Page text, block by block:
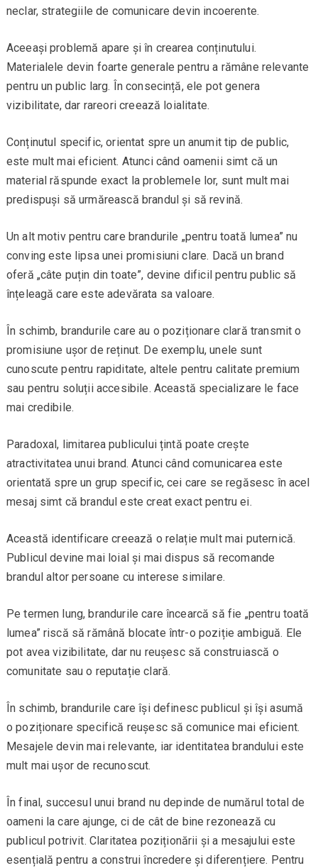
neclar, strategiile de comunicare devin incoerente.
Aceeași problemă apare și în crearea conținutului.
Materialele devin foarte generale pentru a rămâne relevante
pentru un public larg. În consecință, ele pot genera
vizibilitate, dar rareori creează loialitate.
Conținutul specific, orientat spre un anumit tip de public,
este mult mai eficient. Atunci când oamenii simt că un
material răspunde exact la problemele lor, sunt mult mai
predispuși să urmărească brandul și să revină.
Un alt motiv pentru care brandurile „pentru toată lumea” nu
conving este lipsa unei promisiuni clare. Dacă un brand
oferă „câte puțin din toate”, devine dificil pentru public să
înțeleagă care este adevărata sa valoare.
În schimb, brandurile care au o poziționare clară transmit o
promisiune ușor de reținut. De exemplu, unele sunt
cunoscute pentru rapiditate, altele pentru calitate premium
sau pentru soluții accesibile. Această specializare le face
mai credibile.
Paradoxal, limitarea publicului țintă poate crește
atractivitatea unui brand. Atunci când comunicarea este
orientată spre un grup specific, cei care se regăsesc în acel
mesaj simt că brandul este creat exact pentru ei.
Această identificare creează o relație mult mai puternică.
Publicul devine mai loial și mai dispus să recomande
brandul altor persoane cu interese similare.
Pe termen lung, brandurile care încearcă să fie „pentru toată
lumea” riscă să rămână blocate într-o poziție ambiguă. Ele
pot avea vizibilitate, dar nu reușesc să construiască o
comunitate sau o reputație clară.
În schimb, brandurile care își definesc publicul și își asumă
o poziționare specifică reușesc să comunice mai eficient.
Mesajele devin mai relevante, iar identitatea brandului este
mult mai ușor de recunoscut.
În final, succesul unui brand nu depinde de numărul total de
oameni la care ajunge, ci de cât de bine rezonează cu
publicul potrivit. Claritatea poziționării și a mesajului este
esențială pentru a construi încredere și diferențiere. Pentru